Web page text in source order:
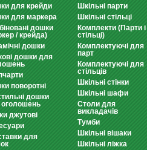
для крейди
для маркера
дошки
/ крейда)
дошки
дошки для
поворотні
дошки
джутові
для
Шкільні парти
Шкільні стільці
Комплекти (Парти і
стільці)
Комплектуючі для
парт
Комплектуючі для
стільців
Шкільні стінки
Шкільні шафи
Столи для
викладачів
Тумби
Шкільні вішаки
Шкільні ліжка